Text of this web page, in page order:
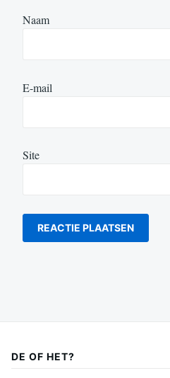
Naam
E-mail
Site
DE OF HET?